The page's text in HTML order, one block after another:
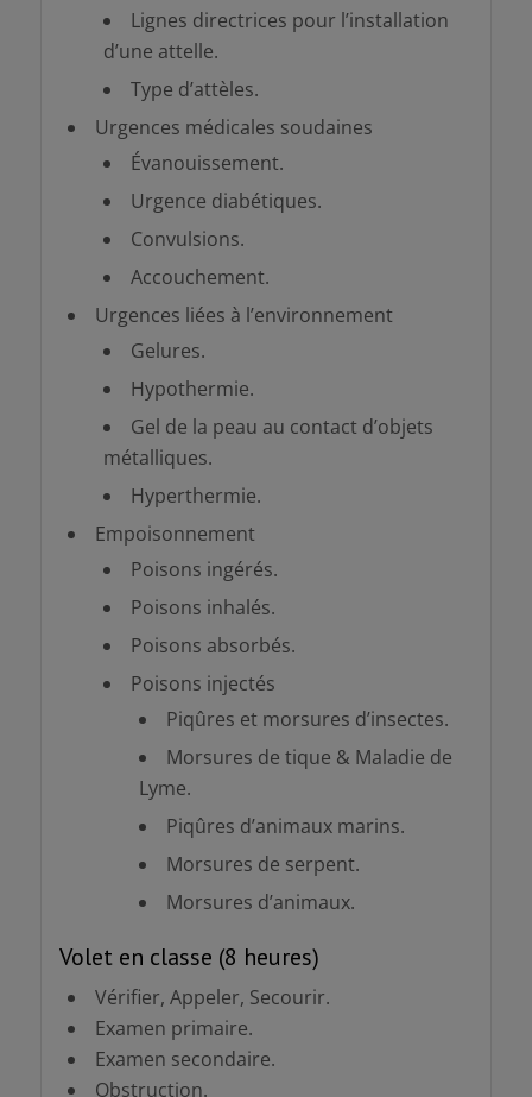
Lignes directrices pour l’installation
d’une attelle.
Type d’attèles.
Urgences médicales soudaines
Évanouissement.
Urgence diabétiques.
Convulsions.
Accouchement.
Urgences liées à l’environnement
Gelures.
Hypothermie.
Gel de la peau au contact d’objets
métalliques.
Hyperthermie.
Empoisonnement
Poisons ingérés.
Poisons inhalés.
Poisons absorbés.
Poisons injectés
Piqûres et morsures d’insectes.
Morsures de tique & Maladie de
Lyme.
Piqûres d’animaux marins.
Morsures de serpent.
Morsures d’animaux.
Volet en classe (8 heures)
Vérifier, Appeler, Secourir.
Examen primaire.
Examen secondaire.
Obstruction.